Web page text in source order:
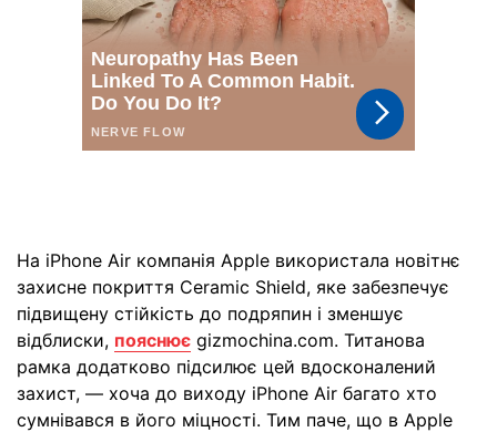
На iPhone Air компанія Apple використала новітнє
захисне покриття Ceramic Shield, яке забезпечує
підвищену стійкість до подряпин і зменшує
відблиски, пояснює gizmochina.com. Титанова
рамка додатково підсилює цей вдосконалений
захист, — хоча до виходу iPhone Air багато хто
сумнівався в його міцності. Тим паче, що в Apple